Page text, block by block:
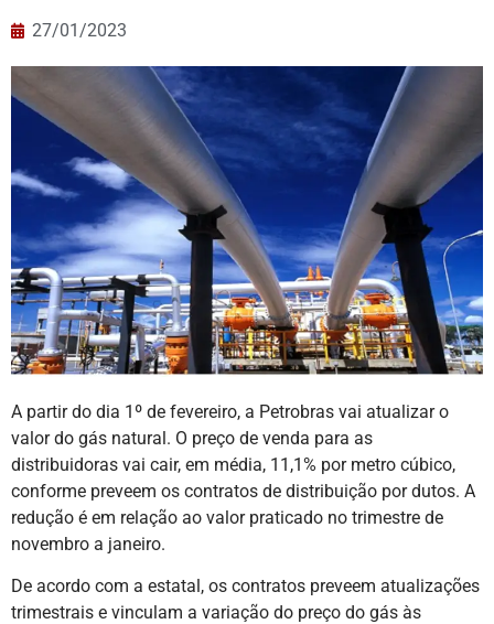
27/01/2023
A partir do dia 1º de fevereiro, a Petrobras vai atualizar o
valor do gás natural. O preço de venda para as
distribuidoras vai cair, em média, 11,1% por metro cúbico,
conforme preveem os contratos de distribuição por dutos. A
redução é em relação ao valor praticado no trimestre de
novembro a janeiro.
De acordo com a estatal, os contratos preveem atualizações
trimestrais e vinculam a variação do preço do gás às